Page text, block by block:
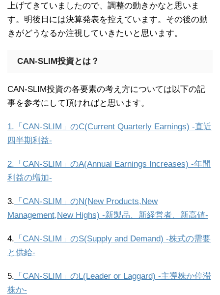
上げてきていましたので、調整の動きかなと思いま
す。明後日には決算発表を控えています。その後の動
きがどうなるか注視していきたいと思います。
CAN-SLIM投資とは？
CAN-SLIM投資の各要素の考え方については以下の記
事を参考にして頂ければと思います。
1.「CAN-SLIM」のC(Current Quarterly Earnings) -直近
四半期利益-
2.「CAN-SLIM」のA(Annual Earnings Increases) -年間
利益の増加-
3. 「CAN-SLIM」のN(New Products,New
Management,New Highs) -新製品、新経営者、新高値-
4. 「CAN-SLIM」のS(Supply and Demand) -株式の需要
と供給-
5. 「CAN-SLIM」のL(Leader or Laggard) -主導株か停滞
株か-